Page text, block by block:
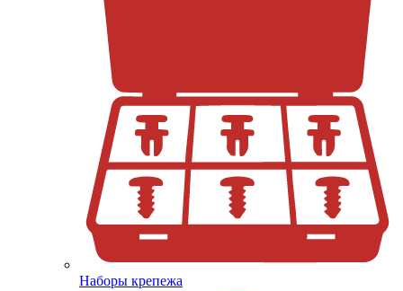
Наборы крепежа